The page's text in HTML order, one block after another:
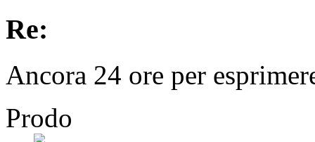
Re:
Ancora 24 ore per
Prodo